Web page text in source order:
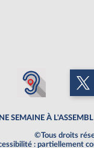
SEMAINE À
©Tous droits
: partiellement